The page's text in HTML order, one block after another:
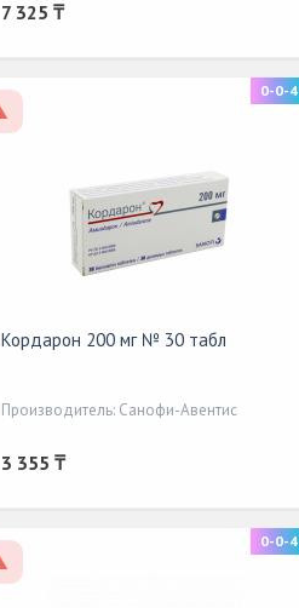
7 325 ₸
0-0-4
Кордарон 200 мг № 30 табл
Производитель: Санофи-Авентис
3 355 ₸
0-0-4